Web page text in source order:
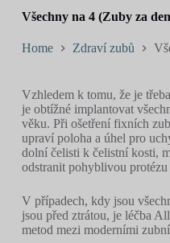
Všechny na 4 (Zuby za
Home Zdraví zubů
Vzhledem k tomu, že je
je obtížné implantovat
věku. Při ošetření fixních
upraví poloha a úhel pro
dolní čelisti k čelistní kosti,
odstranit pohyblivou
V případech, kdy jsou
jsou před ztrátou, je léčba
metod mezi moderními